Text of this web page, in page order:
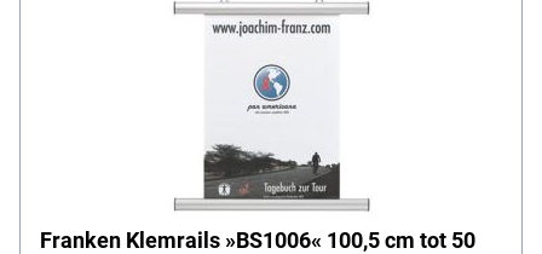
Franken Klemrails »BS1006« 100,5 cm tot 50